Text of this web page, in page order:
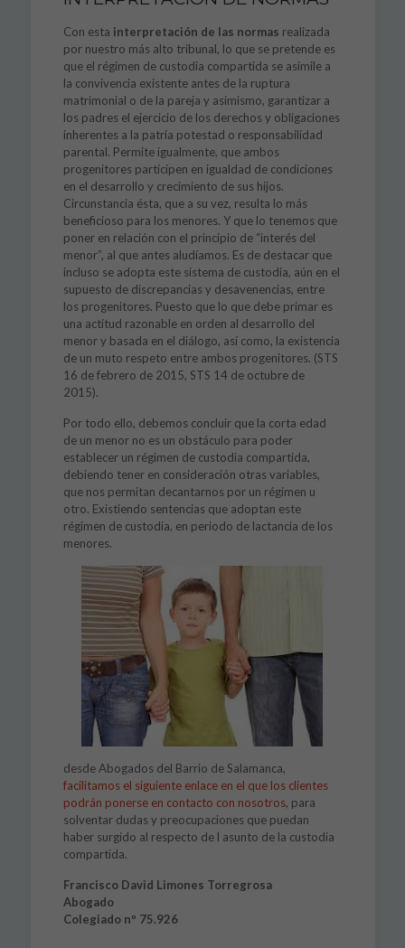
Con esta interpretación de las normas realizada
por nuestro más alto tribunal, lo que se pretende es
que el régimen de custodia compartida se asimile a
la convivencia existente antes de la ruptura
matrimonial o de la pareja y asimismo, garantizar a
los padres el ejercicio de los derechos y obligaciones
inherentes a la patria potestad o responsabilidad
parental. Permite igualmente, que ambos
progenitores participen en igualdad de condiciones
en el desarrollo y crecimiento de sus hijos.
Circunstancia ésta, que a su vez, resulta lo más
beneficioso para los menores. Y que lo tenemos que
poner en relación con el principio de “interés del
menor”, al que antes aludíamos. Es de destacar que
incluso se adopta este sistema de custodia, aún en el
supuesto de discrepancias y desavenencias, entre
los progenitores. Puesto que lo que debe primar es
una actitud razonable en orden al desarrollo del
menor y basada en el diálogo, así como, la existencia
de un muto respeto entre ambos progenitores. (STS
16 de febrero de 2015, STS 14 de octubre de
2015).
Por todo ello, debemos concluir que la corta edad
de un menor no es un obstáculo para poder
establecer un régimen de custodia compartida,
debiendo tener en consideración otras variables,
que nos permitan decantarnos por un régimen u
otro. Existiendo sentencias que adoptan este
régimen de custodia, en periodo de lactancia de los
menores.
desde Abogados del Barrio de Salamanca,
facilitamos el siguiente enlace en el que los clientes
podrán ponerse en contacto con nosotros, para
solventar dudas y preocupaciones que puedan
haber surgido al respecto de l asunto de la custodia
compartida.
Francisco David Limones Torregrosa
Abogado
Colegiado nº 75.926